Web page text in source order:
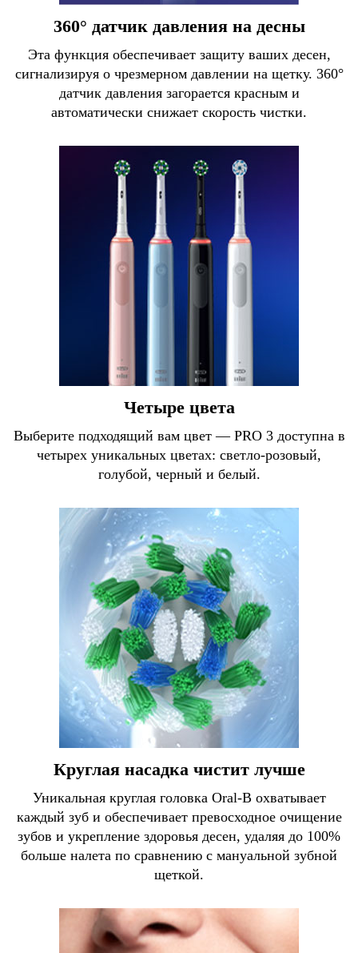
360° датчик давления на десны
Эта функция обеспечивает защиту ваших десен,
сигнализируя о чрезмерном давлении на щетку. 360°
датчик давления загорается красным и
автоматически снижает скорость чистки.
Четыре цвета
Выберите подходящий вам цвет — PRO 3 доступна в
четырех уникальных цветах: светло-розовый,
голубой, черный и белый.
Круглая насадка чистит лучше
Уникальная круглая головка Oral-B охватывает
каждый зуб и обеспечивает превосходное очищение
зубов и укрепление здоровья десен, удаляя до 100%
больше налета по сравнению с мануальной зубной
щеткой.